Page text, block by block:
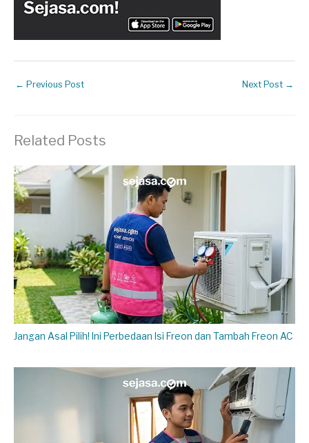
← Previous Post Next Post →
Related Posts
Jangan Asal Pilih! Ini Perbedaan Isi Freon dan Tambah Freon AC